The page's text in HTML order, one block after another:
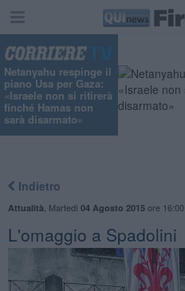
Netanyahu respinge il
piano Usa per Gaza:
«Israele non si ritirerà
finché Hamas non
sarà disarmato»
Indietro
Attualità Martedì 04 Agosto 2015ore 16:00
L'omaggio a Spadolini